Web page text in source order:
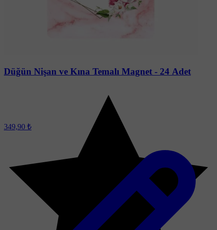
Düğün Nişan ve Kına Temalı Magnet - 24 Adet
349,90 ₺